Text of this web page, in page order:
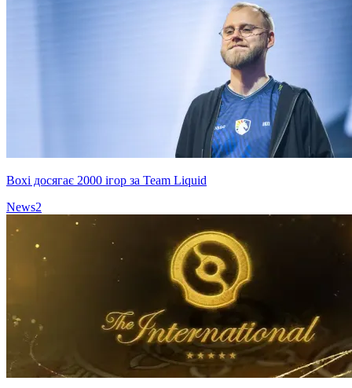
Boxi досягає 2000 ігор за Team Liquid
News2